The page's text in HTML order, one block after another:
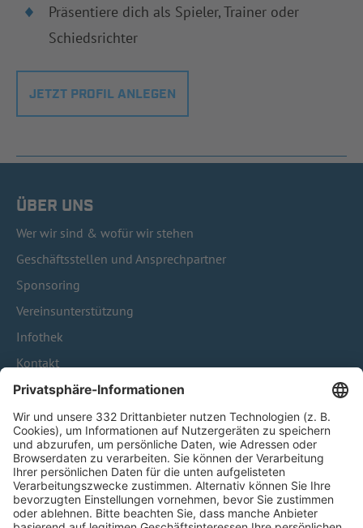
Präsentiere dich als Spieler, Trainer oder
Schiedsrichter
JETZT PROFIL ANLEGEN
ÜBER UNS
Wer wir sind & wofür wir stehen
Geschäftsstellen und Ansprechpartner
Sponsoring
Vereinsunterstützung
Infothek
Kontakt
HÄUFIG BESUCHTE SEITEN
Pässe und Vereinswechsel
Trainerausbildung
Schulungsangebot Vereinsmitarbeiter
BFV-Geschäftsstellen